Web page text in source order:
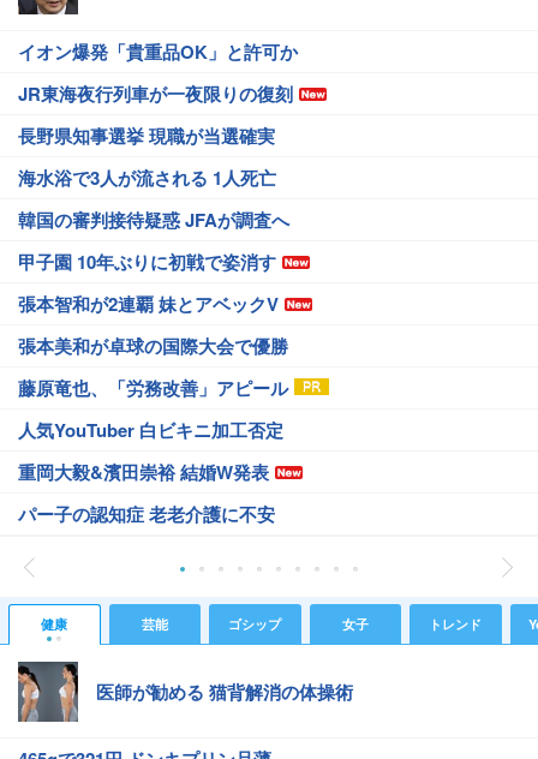
イオン爆発「貴重品OK」と許可か
JR東海夜行列車が一夜限りの復刻
長野県知事選挙 現職が当選確実
海水浴で3人が流される 1人死亡
韓国の審判接待疑惑 JFAが調査へ
甲子園 10年ぶりに初戦で姿消す
張本智和が2連覇 妹とアベックV
張本美和が卓球の国際大会で優勝
藤原竜也、「労務改善」アピール
人気YouTuber 白ビキニ加工否定
重岡大毅&濱田崇裕 結婚W発表
パー子の認知症 老老介護に不安
健康 芸能 ゴシップ 女子 トレンド
医師が勧める 猫背解消の体操術